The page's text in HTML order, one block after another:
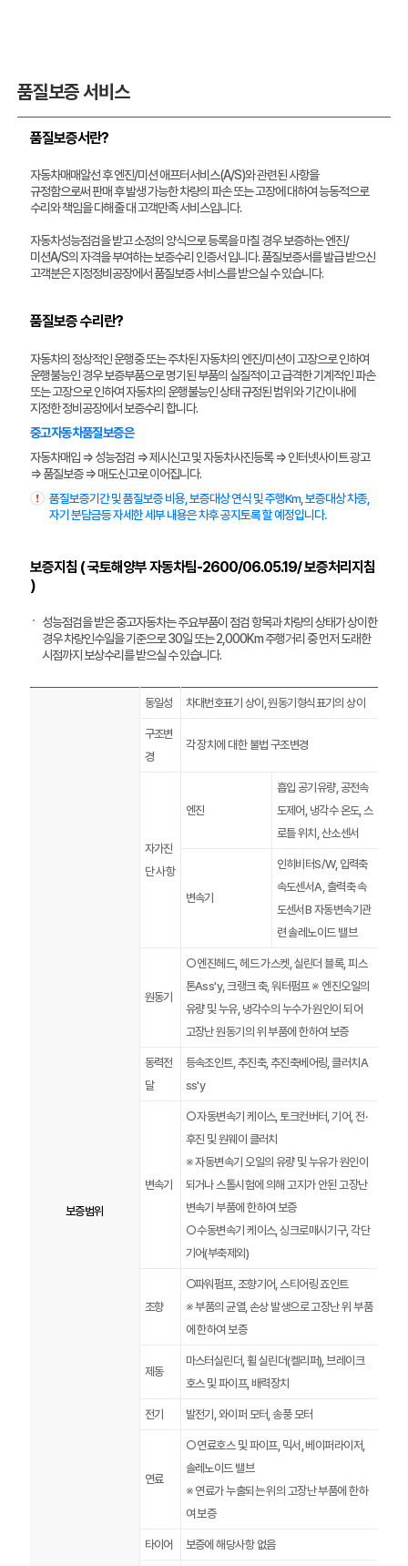
품질보증 서비스
품질보증서란?
자동차매매알선 후 엔진/미션 애프터서비스(A/S)와 관련된 사항을
규정함으로써 판매 후 발생 가능한 차량의 파손 또는 고장에 대하여 능동적으로
수리와 책임을 다해줄 대 고객만족 서비스입니다.
자동차성능점검을 받고 소정의 양식으로 등록을 마칠 경우 보증하는 엔진/
미션A/S의 자격을 부여하는 보증수리 인증서 입니다. 품질보증서를 발급 받으신
고객분은 지정정비공장에서 품질보증 서비스를 받으실 수 있습니다.
품질보증 수리란?
자동차의 정상적인 운행중 또는 주차된 자동차의 엔진/미션이 고장으로 인하여
운행불능인 경우 보증부품으로 명기된 부품의 실질적이고 급격한 기계적인 파손
또는 고장으로 인하여 자동차의 운행불능인 상태 규정된 범위와 기간이내에
지정한 정비공장에서 보증수리 합니다.
중고자동차품질보증은
자동차매입 ⇒ 성능점검 ⇒ 제시신고 및 자동차사진등록 ⇒ 인터넷사이트 광고
⇒ 품질보증 ⇒ 매도신고로 이어집니다.
품질보증기간 및 품질보증 비용, 보증대상 연식 및 주행Km, 보증대상 차종,
자기 분담금등 자세한 세부 내용은 차후 공지토록 할 예정입니다.
보증지침 ( 국토해양부 자동차팀-2600/06.05.19/ 보증처리지침
)
성능점검을 받은 중고자동차는 주요부품이 점검 항목과 차량의 상태가 상이한
경우 차량인수일을 기준으로 30일 또는 2,000Km 주행거리 중 먼저 도래한
시점까지 보상수리를 받으실 수 있습니다.
보증범위
동일성 차대번호표기 상이, 원동기형식표기의 상이
구조변
경
각 장치에 대한 불법 구조변경
자가진
단 사항
엔진
흡입 공기유량, 공전속
도제어, 냉각수 온도, 스
로틀 위치, 산소센서
변속기
인히비터S/W, 입력축
속도센서A, 출력축 속
도센서B 자동변속기관
련 솔레노이드 밸브
원동기
○ 엔진헤드, 헤드 가스켓, 실린더 블록, 피스
톤Ass'y, 크랭크 축, 워터펌프 ※ 엔진오일의
유량 및 누유, 냉각수의 누수가 원인이 되어
고장난 원동기의 위 부품에 한하여 보증
동력전
달
등속조인트, 추진축, 추진축베어링, 클러치A
ss'y
변속기
○ 자동변속기 케이스, 토크컨버터, 기어, 전·
후진 및 원웨이 클러치
※ 자동변속기 오일의 유량 및 누유가 원인이
되거나 스톨시험에 의해 고지가 안된 고장난
변속기 부품에 한하여 보증
○ 수동변속기 케이스, 싱크로매시기구, 각단
기어(부축제외)
조향
○파워펌프, 조향기어, 스티어링 죠인트
※ 부품의 균열, 손상 발생으로 고장난 위 부품
에 한하여 보증
제동
마스터실린더, 휠 실린더(켈리퍼), 브레이크
호스 및 파이프, 배력장치
전기 발전기, 와이퍼 모터, 송풍 모터
연료
○ 연료호스 및 파이프, 믹서, 베이퍼라이저,
솔레노이드 밸브
※ 연료가 누출되는 위의 고장난 부품에 한하
여 보증
타이어 보증에 해당사항 없음